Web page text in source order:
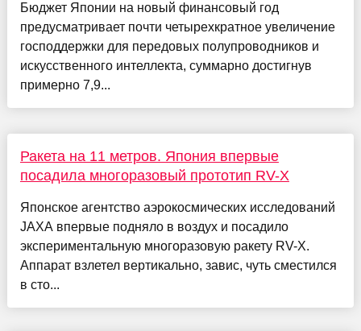
Бюджет Японии на новый финансовый год
предусматривает почти четырехкратное увеличение
господдержки для передовых полупроводников и
искусственного интеллекта, суммарно достигнув
примерно 7,9...
Ракета на 11 метров. Япония впервые
посадила многоразовый прототип RV-X
Японское агентство аэрокосмических исследований
JAXA впервые подняло в воздух и посадило
экспериментальную многоразовую ракету RV-X.
Аппарат взлетел вертикально, завис, чуть сместился
в сто...